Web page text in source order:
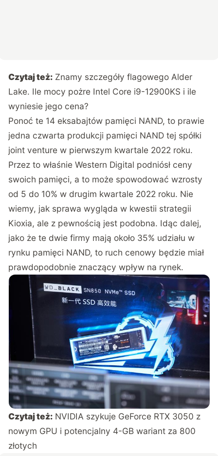
Czytaj też: Znamy szczegóły flagowego Alder
Lake. Ile mocy pożre Intel Core i9-12900KS i ile
wyniesie jego cena?
Ponoć te 14 eksabajtów pamięci NAND, to prawie
jedna czwarta produkcji pamięci NAND tej spółki
joint venture w pierwszym kwartale 2022 roku.
Przez to właśnie Western Digital podniósł ceny
swoich pamięci, a to może spowodować wzrosty
od 5 do 10% w drugim kwartale 2022 roku. Nie
wiemy, jak sprawa wygląda w kwestii strategii
Kioxia, ale z pewnością jest podobna. Idąc dalej,
jako że te dwie firmy mają około 35% udziału w
rynku pamięci NAND, to ruch cenowy będzie miał
prawdopodobnie znaczący wpływ na rynek.
Czytaj też: NVIDIA szykuje GeForce RTX 3050 z
nowym GPU i potencjalny 4-GB wariant za 800
złotych